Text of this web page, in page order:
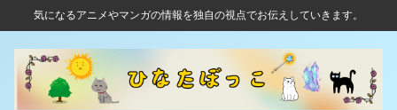
気になるアニメやマンガの情報を独自の視点でお伝えしていきます。